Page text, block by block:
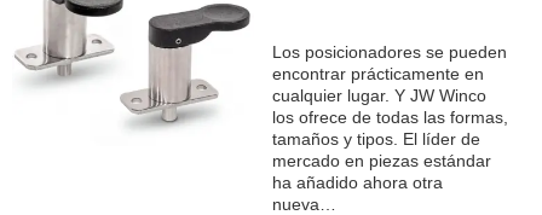
Los posicionadores se pueden
encontrar prácticamente en
cualquier lugar. Y JW Winco
los ofrece de todas las formas,
tamaños y tipos. El líder de
mercado en piezas estándar
ha añadido ahora otra
nueva…